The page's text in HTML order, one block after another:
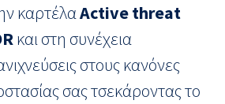
καρτέλαActive threat
και στη συνέχεια
στους κανόνες
σας τσεκάροντας το